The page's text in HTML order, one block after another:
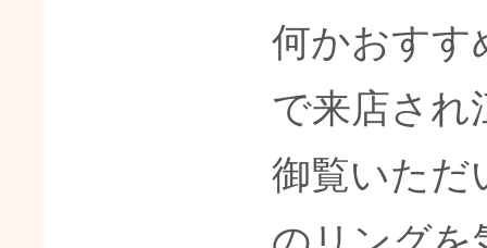
何かおすす
で来店され
御覧いただ